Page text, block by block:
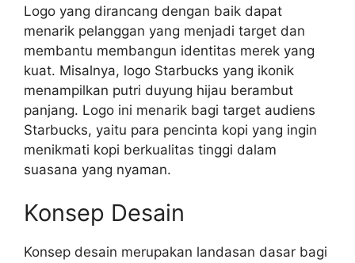
Logo yang dirancang dengan baik dapat
menarik pelanggan yang menjadi target dan
membantu membangun identitas merek yang
kuat. Misalnya, logo Starbucks yang ikonik
menampilkan putri duyung hijau berambut
panjang. Logo ini menarik bagi target audiens
Starbucks, yaitu para pencinta kopi yang ingin
menikmati kopi berkualitas tinggi dalam
suasana yang nyaman.
Konsep Desain
Konsep desain merupakan landasan dasar bagi